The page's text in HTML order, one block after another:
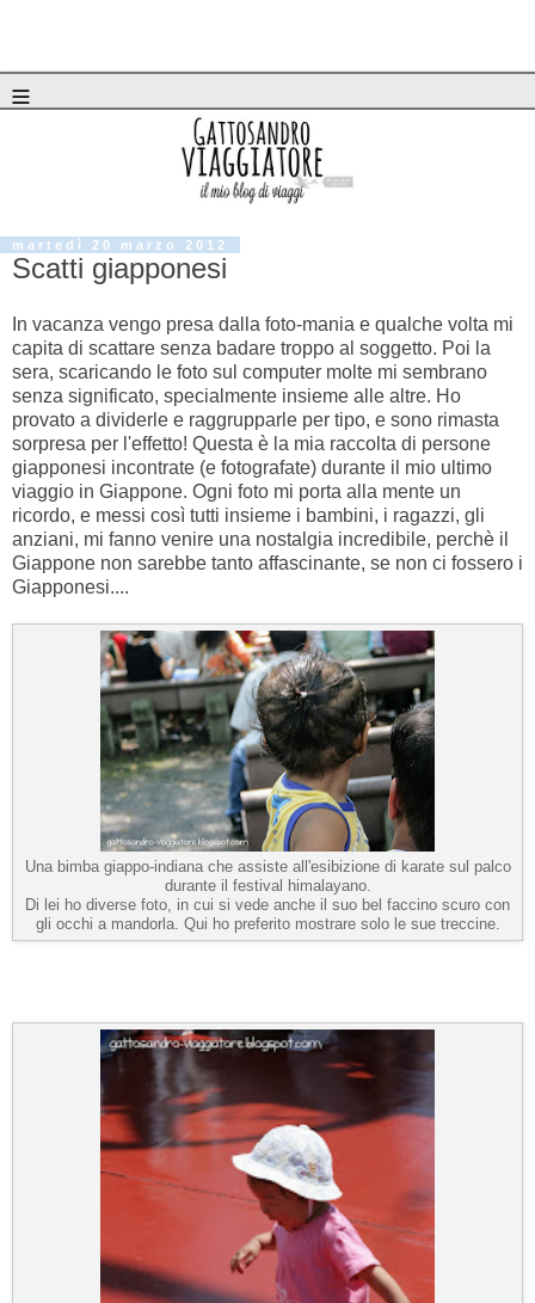
≡
martedì 20 marzo 2012
Scatti giapponesi
In vacanza vengo presa dalla foto-mania e qualche volta mi
capita di scattare senza badare troppo al soggetto. Poi la
sera, scaricando le foto sul computer molte mi sembrano
senza significato, specialmente insieme alle altre. Ho
provato a dividerle e raggrupparle per tipo, e sono rimasta
sorpresa per l'effetto! Questa è la mia raccolta di persone
giapponesi incontrate (e fotografate) durante il mio ultimo
viaggio in Giappone. Ogni foto mi porta alla mente un
ricordo, e messi così tutti insieme i bambini, i ragazzi, gli
anziani, mi fanno venire una nostalgia incredibile, perchè il
Giappone non sarebbe tanto affascinante, se non ci fossero i
Giapponesi....
Una bimba giappo-indiana che assiste all'esibizione di karate sul palco
durante il festival himalayano.
Di lei ho diverse foto, in cui si vede anche il suo bel faccino scuro con
gli occhi a mandorla. Qui ho preferito mostrare solo le sue treccine.